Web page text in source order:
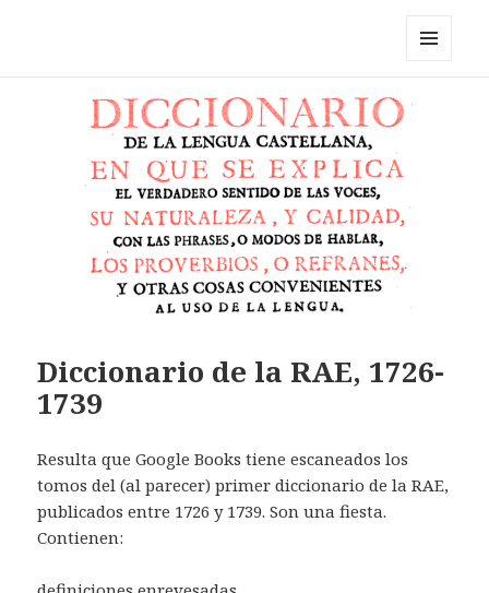
WIDGETS
Diccionario de la RAE, 1726-
1739
Resulta que Google Books tiene escaneados los
tomos del (al parecer) primer diccionario de la RAE,
publicados entre 1726 y 1739. Son una fiesta.
Contienen: